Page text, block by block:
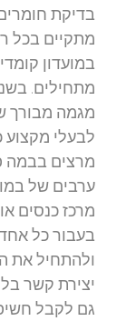
בדיקת חומרים
מתקיים בכל
במועדון
מתחילים.
מגמה מבורך
לבעלי מקצוע
מרצים בבמה
ערבים של
מרכז כנסים או
בעבור כל אחד
ולהתחיל את
יצירת קשר
גם לקבל